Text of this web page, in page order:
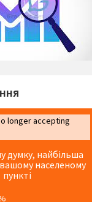
longer accepting
думку, найбільша
населеному
пункті